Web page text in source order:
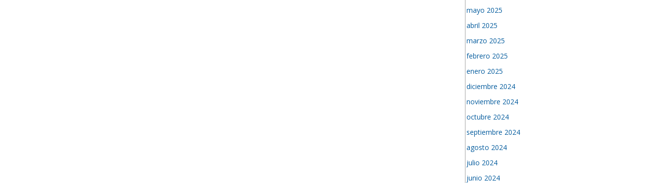
mayo 2025
abril 2025
marzo 2025
febrero 2025
enero 2025
diciembre 2024
noviembre 2024
octubre 2024
septiembre 2024
agosto 2024
julio 2024
junio 2024